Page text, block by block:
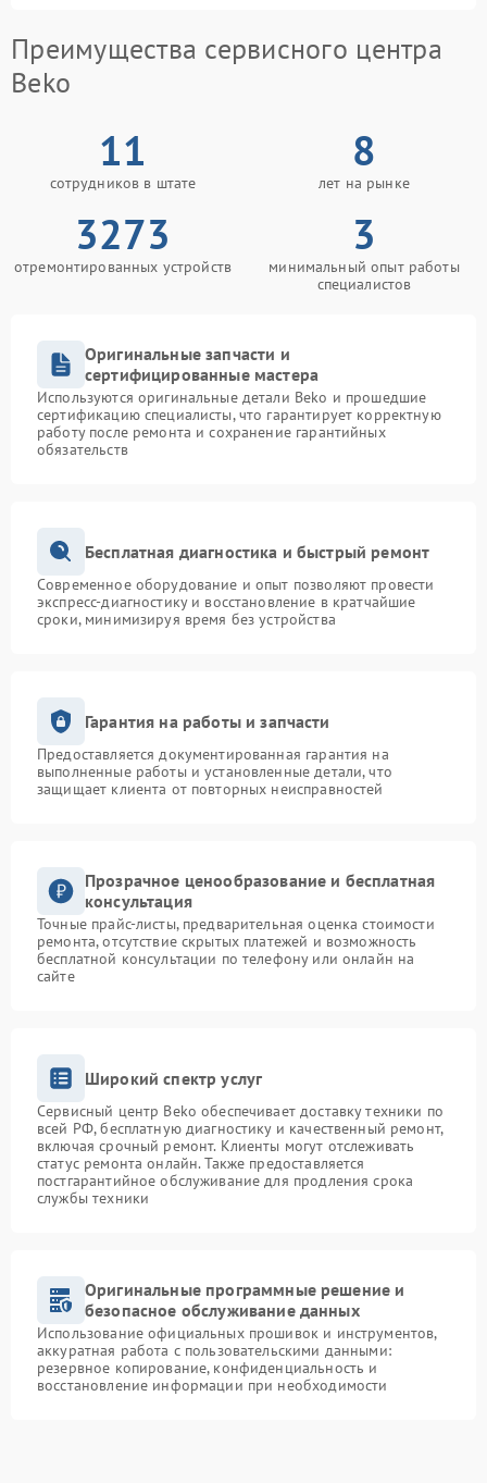
Преимущества сервисного центра
Beko
11
сотрудников в штате
8
лет на рынке
3273
отремонтированных устройств
3
минимальный опыт работы
специалистов
Оригинальные запчасти и
сертифицированные мастера
Используются оригинальные детали Beko и прошедшие
сертификацию специалисты, что гарантирует корректную
работу после ремонта и сохранение гарантийных
обязательств
Бесплатная диагностика и быстрый ремонт
Современное оборудование и опыт позволяют провести
экспресс-диагностику и восстановление в кратчайшие
сроки, минимизируя время без устройства
Гарантия на работы и запчасти
Предоставляется документированная гарантия на
выполненные работы и установленные детали, что
защищает клиента от повторных неисправностей
Прозрачное ценообразование и бесплатная
консультация
Точные прайс-листы, предварительная оценка стоимости
ремонта, отсутствие скрытых платежей и возможность
бесплатной консультации по телефону или онлайн на
сайте
Широкий спектр услуг
Сервисный центр Beko обеспечивает доставку техники по
всей РФ, бесплатную диагностику и качественный ремонт,
включая срочный ремонт. Клиенты могут отслеживать
статус ремонта онлайн. Также предоставляется
постгарантийное обслуживание для продления срока
службы техники
Оригинальные программные решение и
безопасное обслуживание данных
Использование официальных прошивок и инструментов,
аккуратная работа с пользовательскими данными:
резервное копирование, конфиденциальность и
восстановление информации при необходимости